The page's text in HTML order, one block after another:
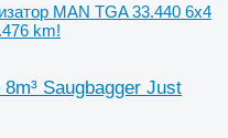
MAN TGA 33.440 6x4
km!
Saugbagger Just